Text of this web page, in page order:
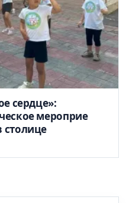
сердце»:
мероприе